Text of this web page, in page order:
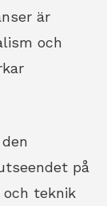
är
och
på
teknik